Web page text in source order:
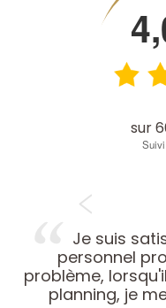
sur
Je suis
personnel
problème,
planning, je